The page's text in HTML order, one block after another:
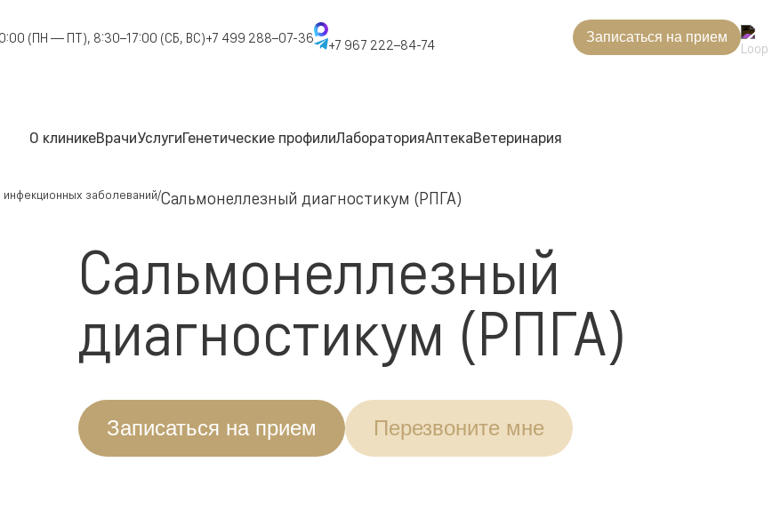
(ПН — ПТ), 8:30–17:00 (СБ, ВС)+7 499 288–07-36 +7 967 222–84-74 Записаться на прием
О клиникеВрачиУслугиГенетические профилиЛабораторияАптекаВетеринария
инфекционных заболеваний Сальмонеллезный диагностикум (РПГА)
Сальмонеллезный
диагностикум (РПГА)
Записаться на прием Перезвоните мне